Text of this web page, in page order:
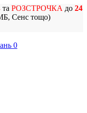
та РОЗСТРОЧКА до 24
Сенс тощо)
0